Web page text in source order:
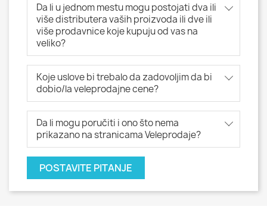
Da li u jednom mestu mogu postojati dva ili
više distributera vaših proizvoda ili dve ili
više prodavnice koje kupuju od vas na
veliko?
Koje uslove bi trebalo da zadovoljim da bi
dobio/la veleprodajne cene?
Da li mogu poručiti i ono što nema
prikazano na stranicama Veleprodaje?
POSTAVITE PITANJE